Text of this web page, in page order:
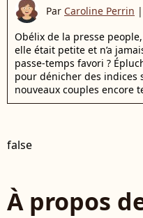
Par Caroline Perrin |
Obélix de la presse
elle était petite et n’a
passe-temps favori ?
pour dénicher des indices
nouveaux couples encore
false
À propos